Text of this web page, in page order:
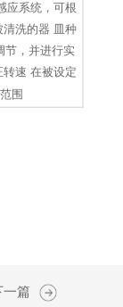
应系统，可根
清洗的器 皿种
节，并进行实
转速 在被设定
围
一篇